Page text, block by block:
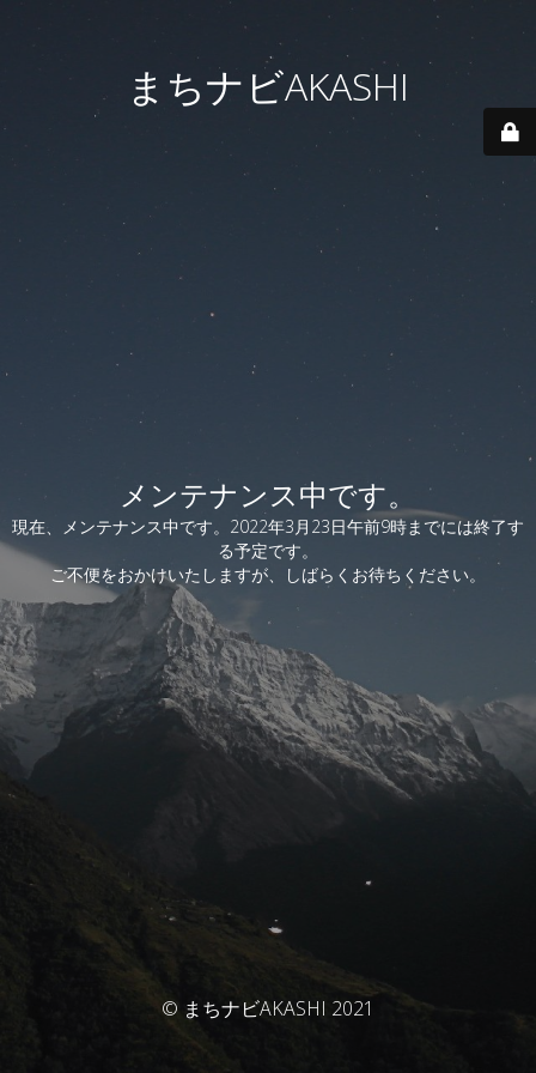
まちナビAKASHI
メンテナンス中です。
現在、メンテナンス中です。2022年3月23日午前9時までには終了す
る予定です。
ご不便をおかけいたしますが、しばらくお待ちください。
© まちナビAKASHI 2021